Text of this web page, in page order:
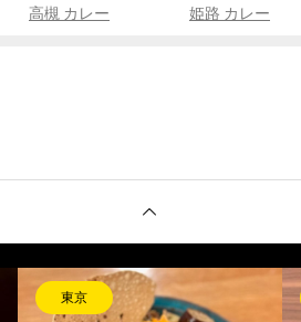
高槻 カレー 姫路 カレー
長崎